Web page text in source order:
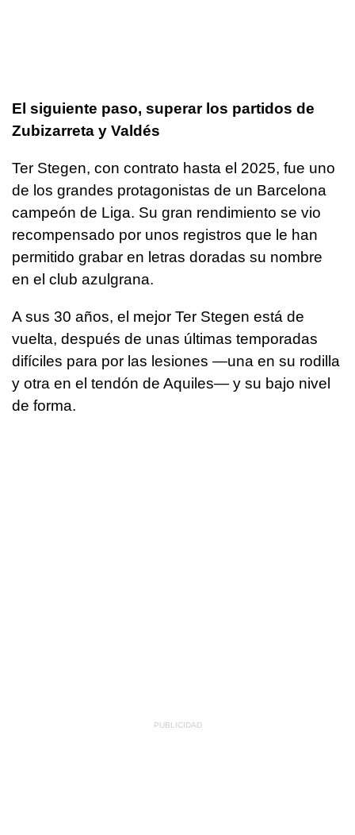
El siguiente paso, superar los partidos de
Zubizarreta y Valdés
Ter Stegen, con contrato hasta el 2025, fue uno
de los grandes protagonistas de un Barcelona
campeón de Liga. Su gran rendimiento se vio
recompensado por unos registros que le han
permitido grabar en letras doradas su nombre
en el club azulgrana.
A sus 30 años, el mejor Ter Stegen está de
vuelta, después de unas últimas temporadas
difíciles para por las lesiones —una en su rodilla
y otra en el tendón de Aquiles— y su bajo nivel
de forma.